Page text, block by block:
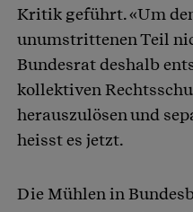
Kritik geführt. «Um
unumstrittenen Teil
Bundesrat deshalb
kollektiven
herauszulösen und
heisst es jetzt.
Die Mühlen in